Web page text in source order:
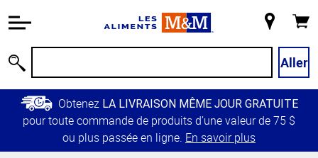
relative à
Passer
contenu
principal
Retour à
magasin
Aller
Obtenez LA LIVRAISON MÊME JOUR GRATUITE
pour toute commande de produits d’une valeur de 75 $
ou plus passée en ligne. En savoir plus